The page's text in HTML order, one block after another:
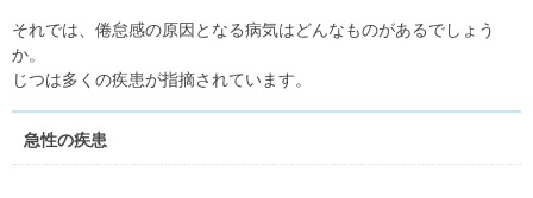
それでは、倦怠感の原因となる病気はどんなものがあるでしょう
か。
じつは多くの疾患が指摘されています。
急性の疾患